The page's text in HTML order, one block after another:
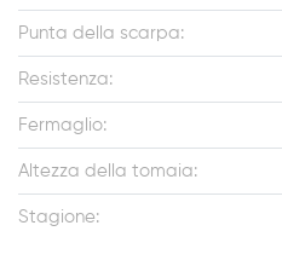
Punta della scarpa:
Resistenza:
Fermaglio:
Altezza della tomaia:
Stagione: